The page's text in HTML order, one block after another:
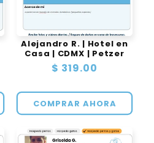
Alejandro R. | Hotel en
Casa | CDMX | Petzer
Precio
$ 319.00
COMPRAR AHORA